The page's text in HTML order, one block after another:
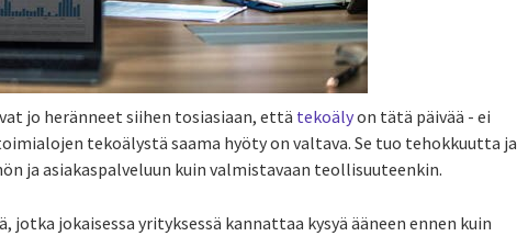
jo heränneet siihen tosiasiaan, että tekoälyon tätä päivää - ei
tekoälystä saama hyöty on valtava. Se tuo tehokkuutta ja
ja asiakaspalveluun kuin valmistavaan teollisuuteenkin.
jokaisessa yrityksessä kannattaa kysyä ääneen ennen kuin